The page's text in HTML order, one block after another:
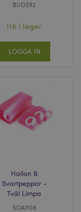
BUD392
115 i lager
LOGGA IN
Hallon &
Svartpeppar -
Tvål Limpa
SOAP08